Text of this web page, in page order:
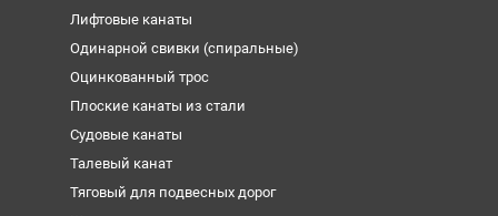
Лифтовые канаты
Одинарной свивки (спиральные)
Оцинкованный трос
Плоские канаты из стали
Судовые канаты
Талевый канат
Тяговый для подвесных дорог